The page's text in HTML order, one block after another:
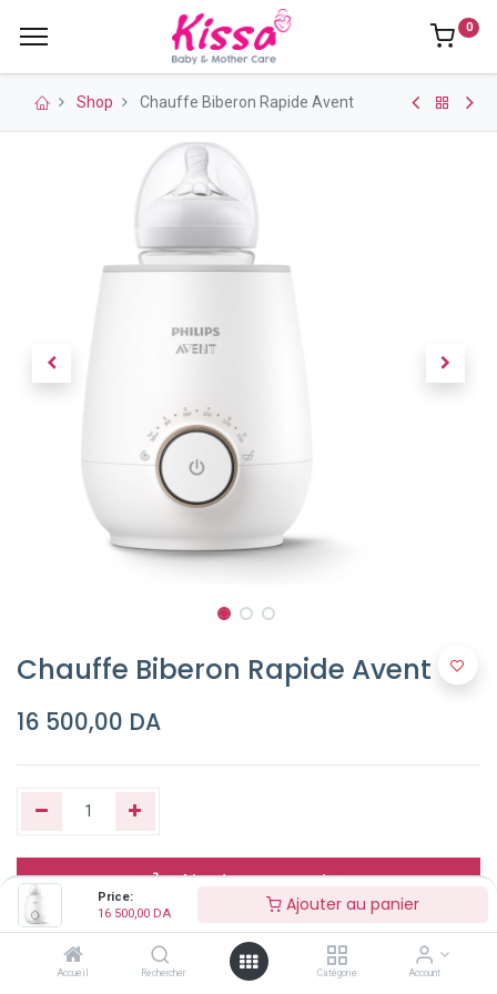
Price:
16 500,00 DA Ajouter au panier
Accueil Rechercher Catégorie Account
0
Shop Chauffe Biberon Rapide Avent
Chauffe Biberon Rapide Avent
16 500,00 DA
Ajouter au panier
Buy Now